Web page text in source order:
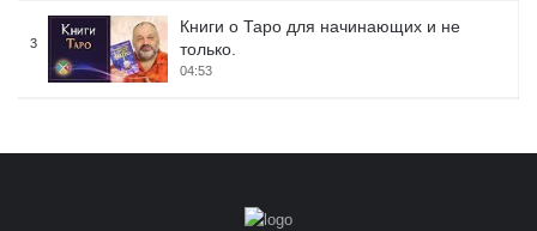
3
Книги о Таро для начинающих и не
только.
04:53
Расклад Синтез - Обучение гаданию на